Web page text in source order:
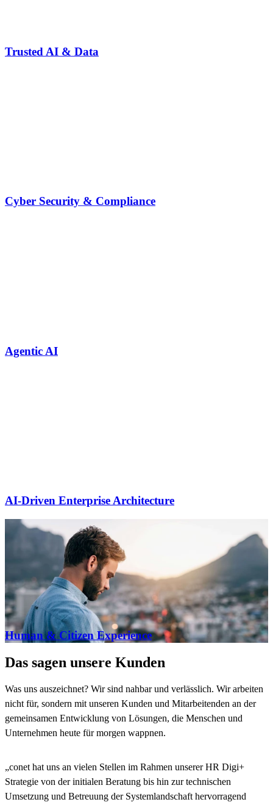
Trusted AI & Data
Cyber Security & Compliance
Agentic AI
AI-Driven Enterprise Architecture
Human & Citizen Experience
Das sagen unsere Kunden
Was uns auszeichnet? Wir sind nahbar und verlässlich. Wir arbeiten
nicht für, sondern mit unseren Kunden und Mitarbeitenden an der
gemeinsamen Entwicklung von Lösungen, die Menschen und
Unternehmen heute für morgen wappnen.
„conet hat uns an vielen Stellen im Rahmen unserer HR Digi+
Strategie von der initialen Beratung bis hin zur technischen
Umsetzung und Betreuung der Systemlandschaft hervorragend